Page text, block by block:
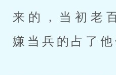
来的，当初老
嫌当兵的占了